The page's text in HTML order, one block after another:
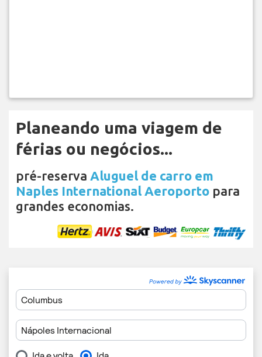
Planeando uma viagem de
férias ou negócios...
pré-reserva Aluguel de carro em
Naples International Aeroporto para
grandes economias.